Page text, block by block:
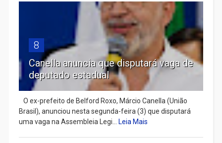
8
Canella anuncia que disputará vaga de
deputado estadual
​ O ex-prefeito de Belford Roxo, Márcio Canella (União
Brasil), anunciou nesta segunda-feira (3) que disputará
uma vaga na Assembleia Legi... Leia Mais